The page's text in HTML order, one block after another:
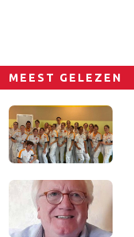
MEEST GELEZEN